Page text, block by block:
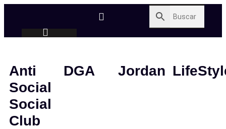
Anti
Social
Social
Club
DGA Jordan